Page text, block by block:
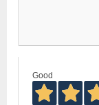
Good